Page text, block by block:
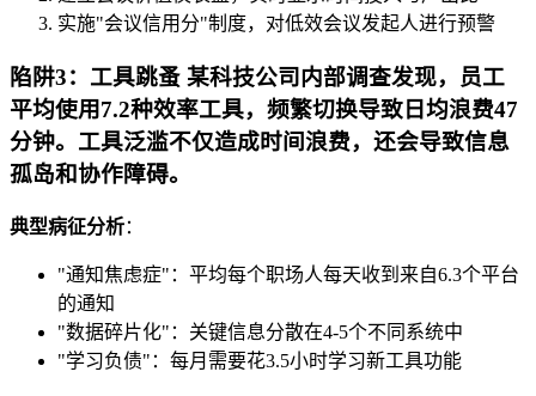
实施"会议信用分"制度，对低效会议发起人进行预警
陷阱3：工具跳蚤 某科技公司内部调查发现，员工
平均使用7.2种效率工具，频繁切换导致日均浪费47
分钟。工具泛滥不仅造成时间浪费，还会导致信息
孤岛和协作障碍。
典型病征分析：
"通知焦虑症"：平均每个职场人每天收到来自6.3个平台
的通知
"数据碎片化"：关键信息分散在4-5个不同系统中
"学习负债"：每月需要花3.5小时学习新工具功能